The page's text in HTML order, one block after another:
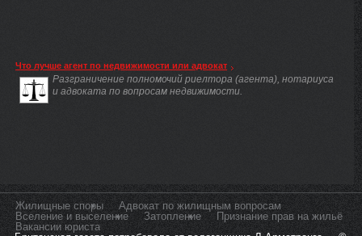
Что лучше агент по недвижимости или адвокат
Разграничение полномочий риелтора (агента), нотариуса
и адвоката по вопросам недвижимости.
Жилищные споры
Адвокат по жилищным вопросам
Вселение и выселение
Затопление
Признание прав на жильё
Вакансии юриста